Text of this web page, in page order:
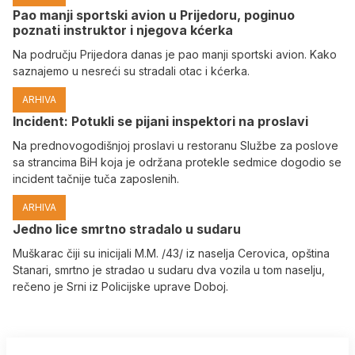
Pao manji sportski avion u Prijedoru, poginuo
poznati instruktor i njegova kćerka
Na području Prijedora danas je pao manji sportski avion. Kako
saznajemo u nesreći su stradali otac i kćerka.
ARHIVA
Incident: Potukli se pijani inspektori na proslavi
Na prednovogodišnjoj proslavi u restoranu Službe za poslove
sa strancima BiH koja je održana protekle sedmice dogodio se
incident tačnije tuča zaposlenih.
ARHIVA
Јedno lice smrtno stradalo u sudaru
Muškarac čiji su inicijali M.M. /43/ iz naselja Cerovica, opština
Stanari, smrtno je stradao u sudaru dva vozila u tom naselju,
rečeno je Srni iz Policijske uprave Doboj.